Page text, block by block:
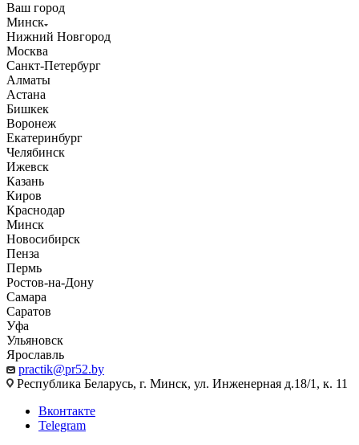
Ваш город
Минск
Нижний Новгород
Москва
Санкт-Петербург
Алматы
Астана
Бишкек
Воронеж
Екатеринбург
Челябинск
Ижевск
Казань
Киров
Краснодар
Минск
Новосибирск
Пенза
Пермь
Ростов-на-Дону
Самара
Саратов
Уфа
Ульяновск
Ярославль
practik@pr52.by
Республика Беларусь, г. Минск, ул. Инженерная д.18/1, к. 11
Вконтакте
Telegram